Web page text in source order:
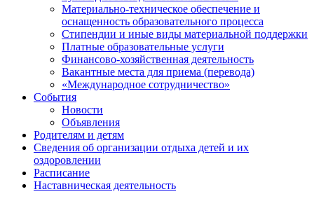
Материально-техническое обеспечение и
оснащенность образовательного процесса
Стипендии и иные виды материальной поддержки
Платные образовательные услуги
Финансово-хозяйственная деятельность
Вакантные места для приема (перевода)
«Международное сотрудничество»
События
Новости
Объявления
Родителям и детям
Сведения об организации отдыха детей и их
оздоровлении
Расписание
Наставническая деятельность